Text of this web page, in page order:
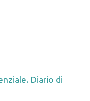
Diario di
newsletter!
novità, potrai
desideri.